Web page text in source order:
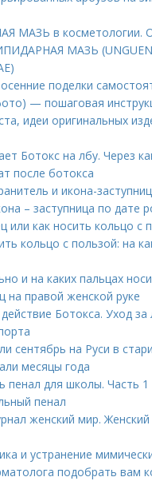
МАЗЬ в косметологии.
МАЗЬ
поделки
— пошаговая
идеи оригинальных
Ботокс на лбу. Через
после ботокса
и икона-
– заступница по дате
или как носить кольцо с
кольцо с пользой: на
и на каких пальцах
на правой женской руке
Ботокса. Уход
сентябрь на Руси в
месяцы года
пенал для школы. Часть 1
пенал
женский мир.
и устранение
подобрать вам